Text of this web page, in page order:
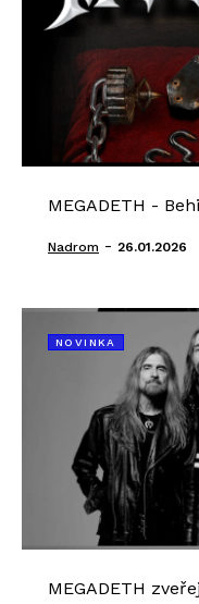
MEGADETH -
Nadrom - 26.01.2026
NOVINKA
MEGADETH